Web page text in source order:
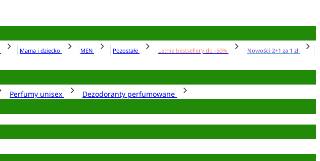
Mama i dziecko MEN Pozostałe Letnie bestsellery do -50%
Nowości 2+1 za 1 zł
Perfumy unisex
Dezodoranty perfumowane